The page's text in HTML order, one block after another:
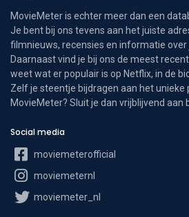
MovieMeter is echter meer dan een
Je bent bij ons tevens aan het juiste
filmnieuws, recensies en informatie
Daarnaast vind je bij ons de meest
weet wat er populair is op Netflix, in de
Zelf je steentje bijdragen aan het unieke
MovieMeter? Sluit je dan vrijblijvend aan
Social media
moviemeterofficial
moviemeternl
moviemeter_nl